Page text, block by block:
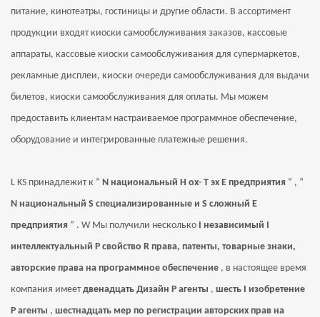
питание, кинотеатры, гостиницы и другие области. В ассортимент
продукции входят киоски самообслуживания заказов, кассовые
аппараты, кассовые киоски самообслуживания для супермаркетов,
рекламные дисплеи, киоски очереди самообслуживания для выдачи
билетов, киоски самообслуживания для оплаты. Мы можем
предоставить клиентам настраиваемое программное обеспечение,
оборудование и интегрированные платежные решения.
L KS принадлежит к “ N национальный H ох- T эх E предприятия ” , “
N национальный S специализированные и S сложный E
предприятия ” . WМы получили несколько I независимый I
интеллектуальный P свойство R права, патенты, товарные знаки,
авторские права на программное обеспечение , в настоящее время
компания имеетдвенадцать Дизайн P агенты , шесть I изобретение
P агенты , шестнадцать мер по регистрации авторских прав на